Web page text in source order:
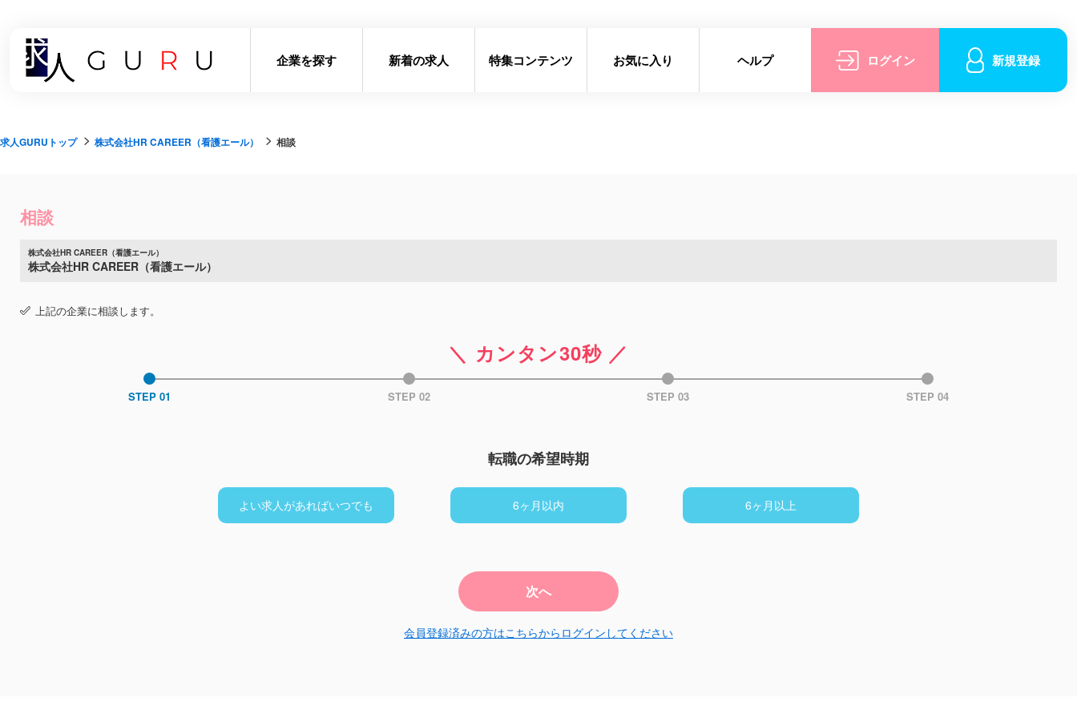
企業を探す 新着の求人 特集コンテンツ お気に入り ヘルプ ログイン 新規登録
求人GURUトップ 株式会社HR CAREER（看護エール） 相談
相談
株式会社HR CAREER（看護エール）
株式会社HR CAREER（看護エール）
上記の企業に相談します。
＼ カンタン30秒 ／
STEP 01 STEP 02 STEP 03 STEP 04
転職の希望時期
よい求人があればいつでも 6ヶ月以内 6ヶ月以上
次へ
会員登録済みの方はこちらからログインしてください